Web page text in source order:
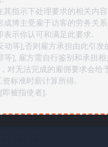
指示下处理要求的相关内容.
博主受雇于访客的劳务关系.
示你认可和满足此要求.
等],否则雇方承担由此引发
], 雇方需自行鉴别和承担相
对无法完成的雇佣要求会给
标准时薪计算所得.
被指使者].